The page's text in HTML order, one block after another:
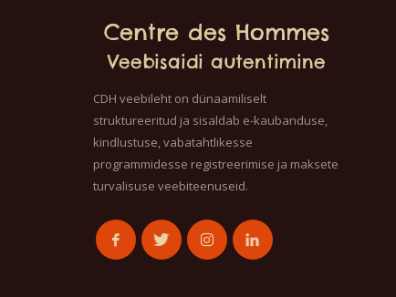
Centre des Hommes
Veebisaidi autentimine
CDH veebileht on dünaamiliselt
struktureeritud ja sisaldab e-kaubanduse,
kindlustuse, vabatahtlikesse
programmidesse registreerimise ja maksete
turvalisuse veebiteenuseid.